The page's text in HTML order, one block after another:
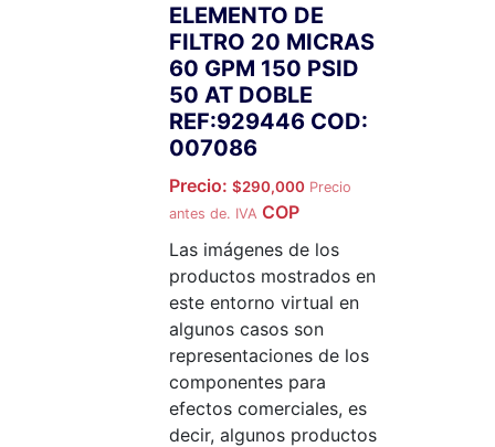
ELEMENTO DE
FILTRO 20 MICRAS
60 GPM 150 PSID
50 AT DOBLE
REF:929446 COD:
007086
Precio:$290,000 Precio
antes de. IVA COP
Las imágenes de los
productos mostrados en
este entorno virtual en
algunos casos son
representaciones de los
componentes para
efectos comerciales, es
decir, algunos productos